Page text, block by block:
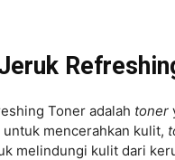
Toner adalah toner
mencerahkan kulit,
melindungi kulit dari